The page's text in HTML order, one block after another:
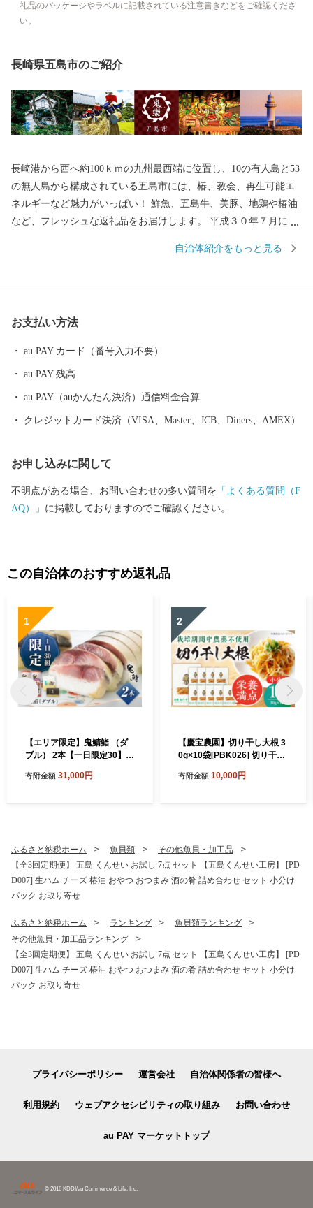
礼品のパッケージやラベルに記載されている注意書きなどをご確認くださ
い。
長崎県五島市のご紹介
長崎港から西へ約100ｋｍの九州最西端に位置し、10の有人島と53
の無人島から構成されている五島市には、椿、教会、再生可能エ
ネルギーなど魅力がいっぱい！ 鮮魚、五島牛、美豚、地鶏や椿油
など、フレッシュな返礼品をお届けします。 平成３０年７月には
されました。 五島市には「久賀島の集落」と「奈留の江上集落」
自治体紹介をもっと見る
お支払い方法
au PAY カード（番号入力不要）
au PAY 残高
au PAY（auかんたん決済）通信料金合算
クレジットカード決済（VISA、Master、JCB、Diners、AMEX）
お申し込みに関して
不明点がある場合、お問い合わせの多い質問を 「よくある質問（F
AQ）」 に掲載しておりますのでご確認ください。
この自治体のおすすめ返礼品
1
【エリア限定】鬼鯖鮨 （ダ
ブル） 2本【一日限定30】
五島市/三井楽水産[PBP002]
寄附金額 31,000円
2
【慶宝農園】切り干し大根 3
0g×10袋[PBK026] 切り干し
こん 小分け 野菜 乾物 乾燥
寄附金額 10,000円
ふるさと納税ホーム 魚貝類
その他魚貝・加工品
【全3回定期便】 五島 くんせい お試し 7点 セット 【五島くんせい工房】 [PD
D007] 生ハム チーズ 椿油 おやつ おつまみ 酒の肴 詰め合わせ セット 小分け
パック お取り寄せ
ふるさと納税ホーム ランキング
魚貝類ランキング
その他魚貝・加工品ランキング
【全3回定期便】 五島 くんせい お試し 7点 セット 【五島くんせい工房】 [PD
D007] 生ハム チーズ 椿油 おやつ おつまみ 酒の肴 詰め合わせ セット 小分け
パック お取り寄せ
プライバシーポリシー 運営会社 自治体関係者の皆様へ
利用規約 ウェブアクセシビリティの取り組み お問い合わせ
au PAY マーケットトップ
© 2016 KDDI/au Commerce & Life, Inc.